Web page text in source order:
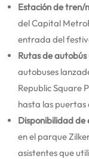
Estación de tren/
del Capital
entrada del
Rutas de
autobuses
Republic Square
hasta las puertas
Disponibilidad
en el parque
asistentes que